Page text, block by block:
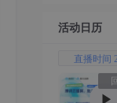
活动日历
直播时间